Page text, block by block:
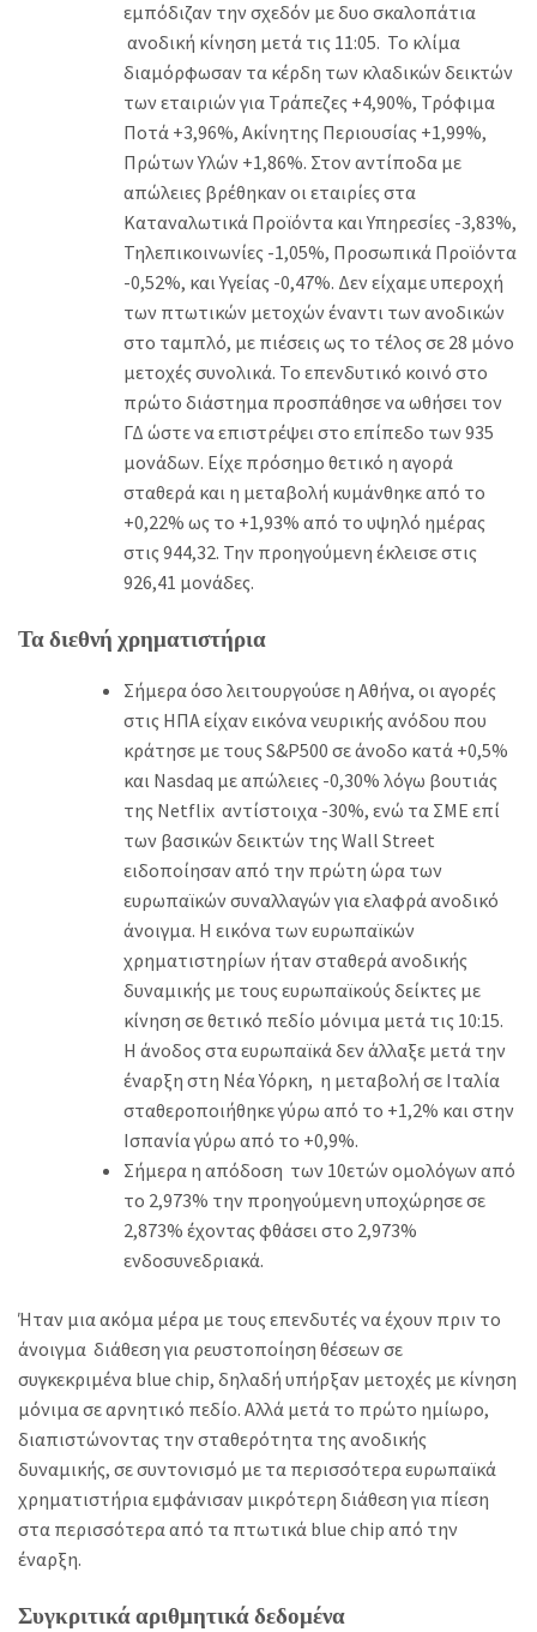
εμπόδιζαν την σχεδόν με δυο σκαλοπάτια
ανοδική κίνηση μετά τις 11:05. Το κλίμα
διαμόρφωσαν τα κέρδη των κλαδικών δεικτών
των εταιριών για Τράπεζες +4,90%, Τρόφιμα
Ποτά +3,96%, Ακίνητης Περιουσίας +1,99%,
Πρώτων Υλών +1,86%. Στον αντίποδα με
απώλειες βρέθηκαν οι εταιρίες στα
Καταναλωτικά Προϊόντα και Υπηρεσίες -3,83%,
Τηλεπικοινωνίες -1,05%, Προσωπικά Προϊόντα
-0,52%, και Υγείας -0,47%. Δεν είχαμε υπεροχή
των πτωτικών μετοχών έναντι των ανοδικών
στο ταμπλό, με πιέσεις ως το τέλος σε 28 μόνο
μετοχές συνολικά. Το επενδυτικό κοινό στο
πρώτο διάστημα προσπάθησε να ωθήσει τον
ΓΔ ώστε να επιστρέψει στο επίπεδο των 935
μονάδων. Είχε πρόσημο θετικό η αγορά
σταθερά και η μεταβολή κυμάνθηκε από το
+0,22% ως το +1,93% από το υψηλό ημέρας
στις 944,32. Την προηγούμενη έκλεισε στις
926,41 μονάδες.
Τα διεθνή χρηματιστήρια
Σήμερα όσο λειτουργούσε η Αθήνα, οι αγορές
στις ΗΠΑ είχαν εικόνα νευρικής ανόδου που
κράτησε με τους S&P500 σε άνοδο κατά +0,5%
και Nasdaq με απώλειες -0,30% λόγω βουτιάς
της Netflix αντίστοιχα -30%, ενώ τα ΣΜΕ επί
των βασικών δεικτών της Wall Street
ειδοποίησαν από την πρώτη ώρα των
ευρωπαϊκών συναλλαγών για ελαφρά ανοδικό
άνοιγμα. Η εικόνα των ευρωπαϊκών
χρηματιστηρίων ήταν σταθερά ανοδικής
δυναμικής με τους ευρωπαϊκούς δείκτες με
κίνηση σε θετικό πεδίο μόνιμα μετά τις 10:15.
Η άνοδος στα ευρωπαϊκά δεν άλλαξε μετά την
έναρξη στη Νέα Υόρκη, η μεταβολή σε Ιταλία
σταθεροποιήθηκε γύρω από το +1,2% και στην
Ισπανία γύρω από το +0,9%.
Σήμερα η απόδοση των 10ετών ομολόγων από
το 2,973% την προηγούμενη υποχώρησε σε
2,873% έχοντας φθάσει στο 2,973%
ενδοσυνεδριακά.
Ήταν μια ακόμα μέρα με τους επενδυτές να έχουν πριν το
άνοιγμα διάθεση για ρευστοποίηση θέσεων σε
συγκεκριμένα blue chip, δηλαδή υπήρξαν μετοχές με κίνηση
μόνιμα σε αρνητικό πεδίο. Αλλά μετά το πρώτο ημίωρο,
διαπιστώνοντας την σταθερότητα της ανοδικής
δυναμικής, σε συντονισμό με τα περισσότερα ευρωπαϊκά
χρηματιστήρια εμφάνισαν μικρότερη διάθεση για πίεση
στα περισσότερα από τα πτωτικά blue chip από την
έναρξη.
Συγκριτικά αριθμητικά δεδομένα